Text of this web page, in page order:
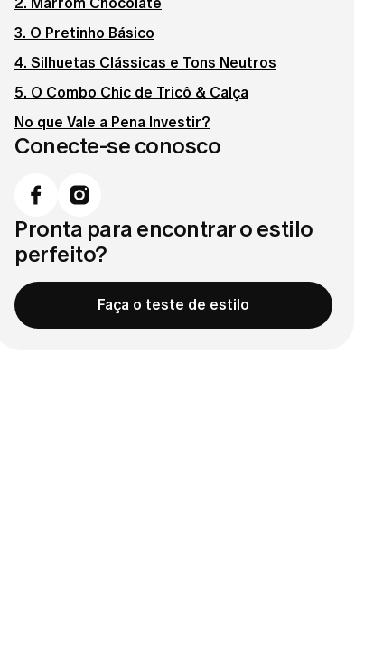
3. O Pretinho Básico
4. Silhuetas Clássicas e Tons Neutros
5. O Combo Chic de Tricô & Calça
No que Vale a Pena Investir?
Conecte-se conosco
Pronta para encontrar o estilo
perfeito?
Faça o teste de estilo